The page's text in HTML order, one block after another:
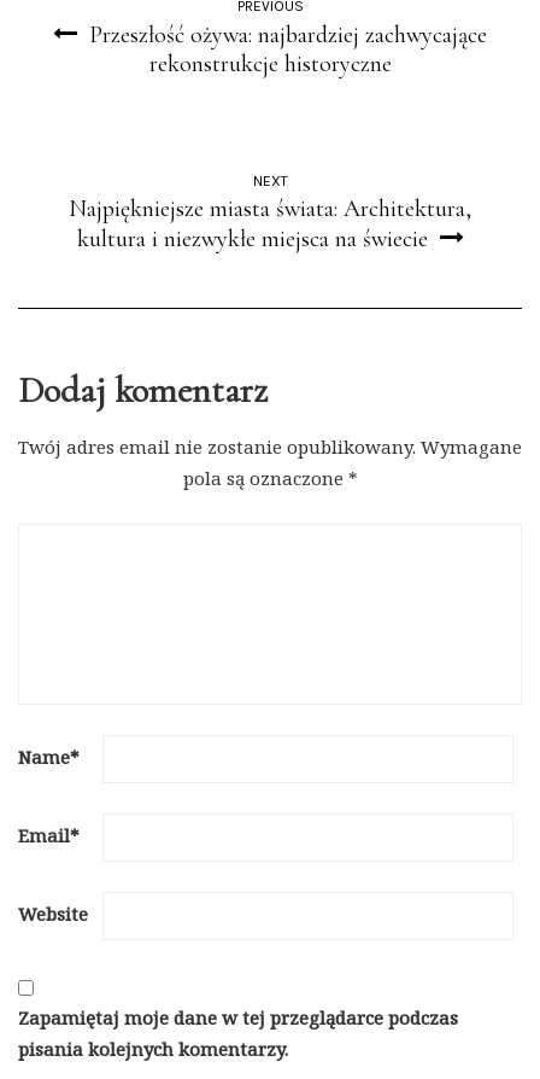
PREVIOUS
Przeszłość ożywa: najbardziej zachwycające
rekonstrukcje historyczne
NEXT
Najpiękniejsze miasta świata: Architektura,
kultura i niezwykłe miejsca na świecie
Dodaj komentarz
Twój adres email nie zostanie opublikowany. Wymagane
pola są oznaczone *
Name*
Email*
Website
Zapamiętaj moje dane w tej przeglądarce podczas
pisania kolejnych komentarzy.